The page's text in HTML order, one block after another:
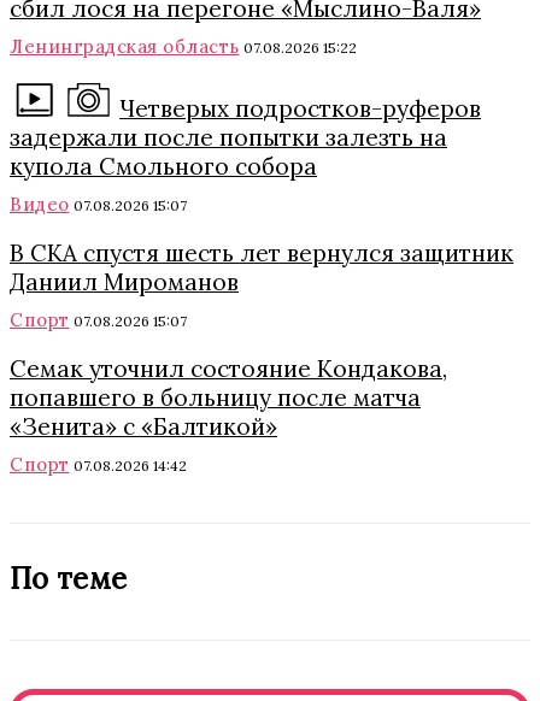
сбил лося на перегоне «Мыслино-Валя»
Ленинградская область 07.08.2026 15:22
Четверых подростков-руферов
задержали после попытки залезть на
купола Смольного собора
Видео 07.08.2026 15:07
В СКА спустя шесть лет вернулся защитник
Даниил Мироманов
Спорт 07.08.2026 15:07
Семак уточнил состояние Кондакова,
попавшего в больницу после матча
«Зенита» с «Балтикой»
Спорт 07.08.2026 14:42
По теме